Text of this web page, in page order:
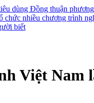
dùng Đồng thuận
chức nhiều chương trình
biết
Việt